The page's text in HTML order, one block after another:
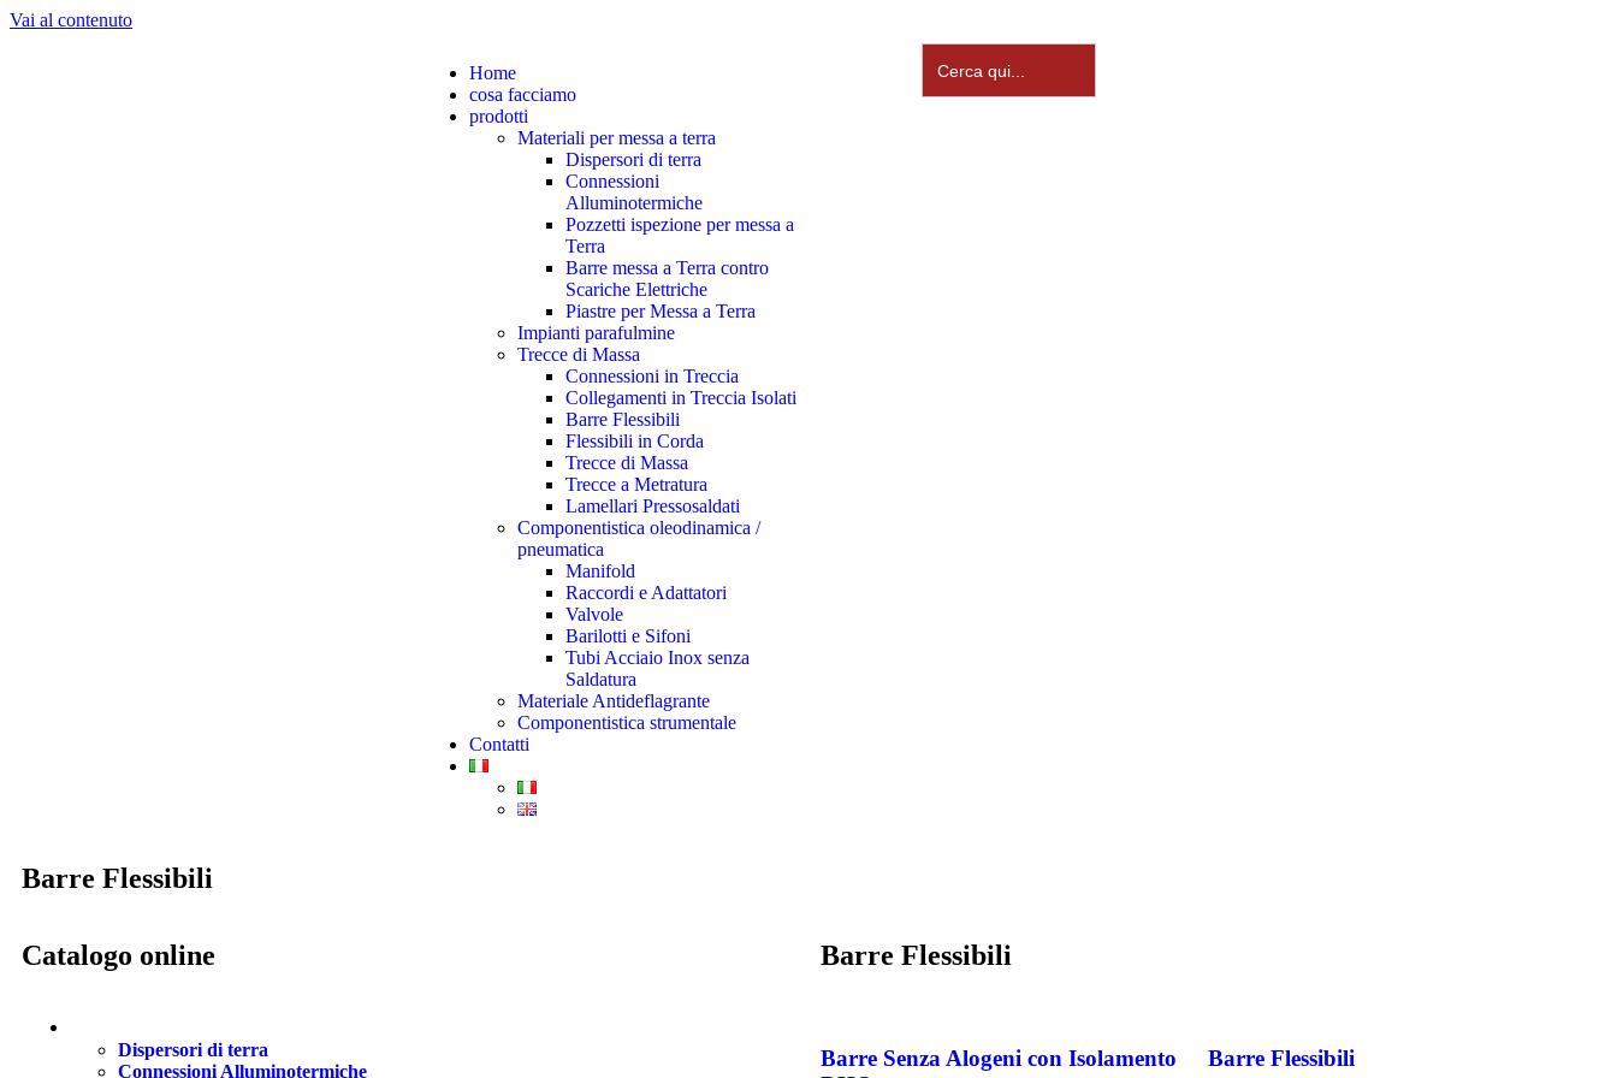
Vai al contenuto
Home
cosa facciamo
prodotti
Materiali per messa a terra
Dispersori di terra
Connessioni
Alluminotermiche
Pozzetti ispezione per messa a
Terra
Barre messa a Terra contro
Scariche Elettriche
Piastre per Messa a Terra
Impianti parafulmine
Trecce di Massa
Connessioni in Treccia
Collegamenti in Treccia Isolati
Barre Flessibili
Flessibili in Corda
Trecce di Massa
Trecce a Metratura
Lamellari Pressosaldati
Componentistica oleodinamica /
pneumatica
Manifold
Raccordi e Adattatori
Valvole
Barilotti e Sifoni
Tubi Acciaio Inox senza
Saldatura
Materiale Antideflagrante
Componentistica strumentale
Contatti
Search
for:
Barre Flessibili
Catalogo online
Dispersori di terra
Connessioni Alluminotermiche
Barre Flessibili
Barre Senza Alogeni con Isolamento
Barre Flessibili